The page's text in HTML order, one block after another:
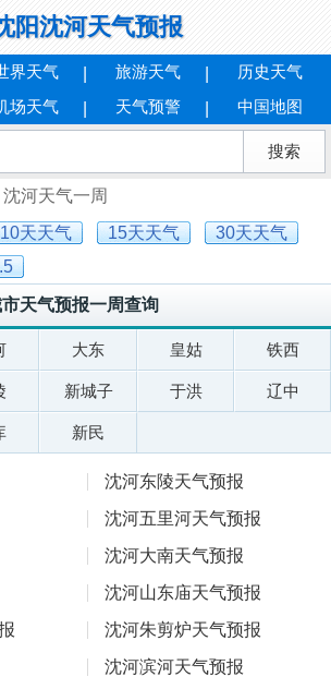
阳沈河天气预报
界天气 旅游天气
历史天气
场天气 天气预警 中国地图
沈河天气一周
10天天气 15天天气
30天天气
天气预报一周查询
大东 皇姑 铁西
新城子 于洪 辽中
新民
沈河东陵天气预报
沈河五里河天气预报
沈河大南天气预报
沈河山东庙天气预报
沈河朱剪炉天气预报
沈河滨河天气预报